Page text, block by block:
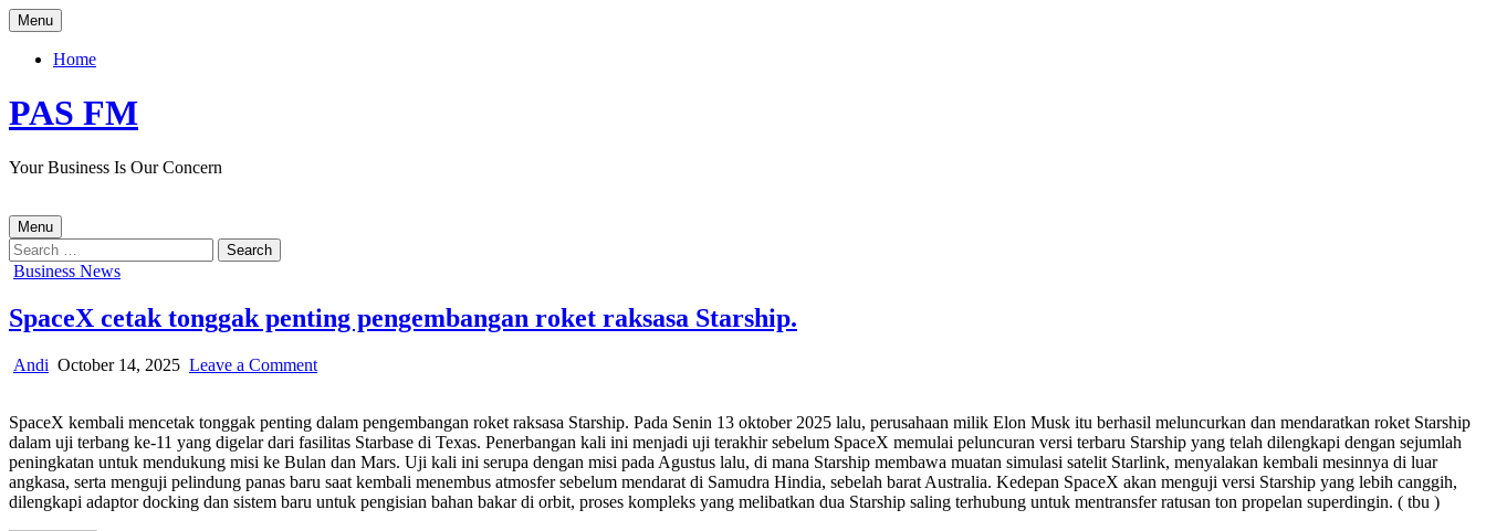
Skip
to
content
Menu
Home
PAS FM
Your Business Is Our Concern
Menu
Search
for:
Posted
Business News
SpaceX cetak tonggak penting pengembangan roket raksasa Starship.
Author:
Andi Published
October 14, 2025 Leave a Commenton
tonggak
penting
pengembangan
roket
raksasa
SpaceX kembali mencetak tonggak penting dalam pengembangan roket raksasa Starship. Pada Senin 13 oktober 2025 lalu, perusahaan milik Elon Musk itu berhasil meluncurkan dan mendaratkan roket Starship
dalam uji terbang ke-11 yang digelar dari fasilitas Starbase di Texas. Penerbangan kali ini menjadi uji terakhir sebelum SpaceX memulai peluncuran versi terbaru Starship yang telah dilengkapi dengan sejumlah
peningkatan untuk mendukung misi ke Bulan dan Mars. Uji kali ini serupa dengan misi pada Agustus lalu, di mana Starship membawa muatan simulasi satelit Starlink, menyalakan kembali mesinnya di luar
angkasa, serta menguji pelindung panas baru saat kembali menembus atmosfer sebelum mendarat di Samudra Hindia, sebelah barat Australia. Kedepan SpaceX akan menguji versi Starship yang lebih canggih,
dilengkapi adaptor docking dan sistem baru untuk pengisian bahan bakar di orbit, proses kompleks yang melibatkan dua Starship saling terhubung untuk mentransfer ratusan ton propelan superdingin. ( tbu )